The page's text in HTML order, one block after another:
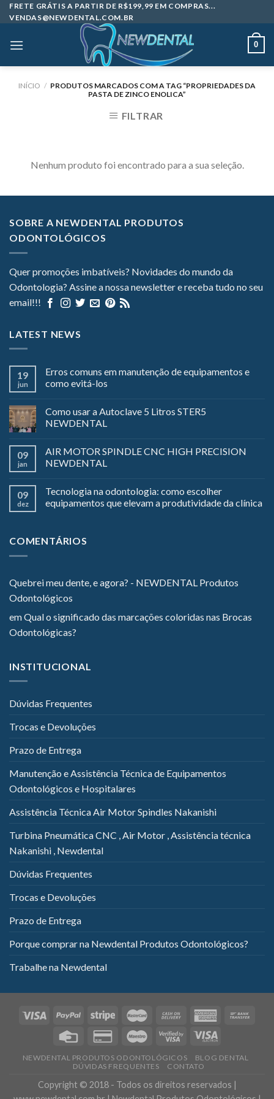
Skip
to
FRETE GRÁTIS A PARTIR DE R$199,99 EM COMPRAS...
VENDAS@NEWDENTAL.COM.BR
0
INÍCIO / PRODUTOS MARCADOS COM A TAG “PROPRIEDADES DA
PASTA DE ZINCO ENOLICA”
FILTRAR
Nenhum produto foi encontrado para a sua seleção.
SOBRE A NEWDENTAL PRODUTOS
ODONTOLÓGICOS
Quer promoções imbatíveis? Novidades do mundo da
Odontologia? Assine a nossa newsletter e receba tudo no seu
email!!!
LATEST NEWS
19
jun
Erros comuns em manutenção de equipamentos e
como evitá-los
Como usar a Autoclave 5 Litros STER5
NEWDENTAL
09
jan
AIR MOTOR SPINDLE CNC HIGH PRECISION
NEWDENTAL
09
dez
Tecnologia na odontologia: como escolher
equipamentos que elevam a produtividade da clínica
COMENTÁRIOS
Quebrei meu dente, e agora? - NEWDENTAL Produtos
Odontológicos
emQual o significado das marcações coloridas nas Brocas
Odontológicas?
INSTITUCIONAL
Dúvidas Frequentes
Trocas e Devoluções
Prazo de Entrega
Manutenção e Assistência Técnica de Equipamentos
Odontológicos e Hospitalares
Assistência Técnica Air Motor Spindles Nakanishi
Turbina Pneumática CNC , Air Motor , Assistência técnica
Nakanishi , Newdental
Dúvidas Frequentes
Trocas e Devoluções
Prazo de Entrega
Porque comprar na Newdental Produtos Odontológicos?
Trabalhe na Newdental
NEWDENTAL PRODUTOS ODONTOLÓGICOS
BLOG DENTAL
DÚVIDAS FREQUENTES
CONTATO
Copyright © 2018 - Todos os direitos reservados |